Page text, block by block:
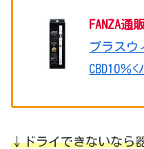
FANZA通
プラスウ
CBD10％
↓ドライできないなら